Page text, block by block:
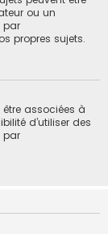
ou un
par
propres sujets.
associées à
d’utiliser des
par